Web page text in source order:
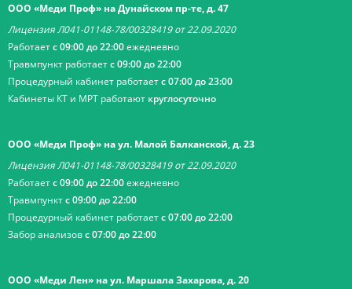
ООО «Меди Проф» на Дунайском пр-те, д. 47
Лицензия Л041-01148-78/00328419 от 22.09.2020
Работаетс 09:00 до 22:00ежедневно
Травмпункт работаетс 09:00 до 22:00
Процедурный кабинет работаетс 07:00 до 23:00
Кабинеты КТ и МРТ работают круглосуточно
ООО «Меди Проф» на ул. Малой Балканской, д. 23
Лицензия Л041-01148-78/00328419 от 22.09.2020
Работаетс 09:00 до 22:00ежедневно
Травмпунктс 09:00 до 22:00
Процедурный кабинет работаетс 07:00 до 22:00
Забор анализовс 07:00 до 22:00
ООО «Меди Лен» на ул. Маршала Захарова, д. 20